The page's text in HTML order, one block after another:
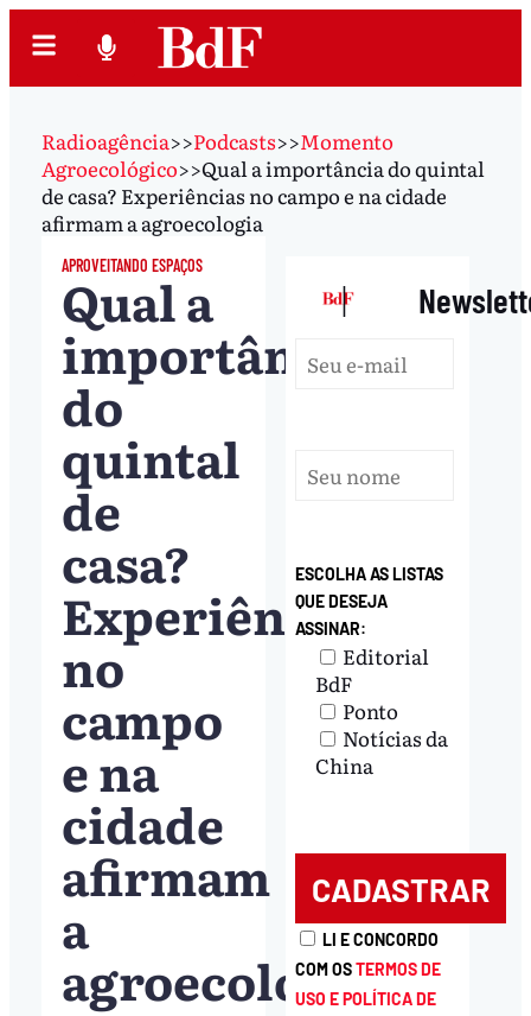
Radioagência>>Podcasts>>Momento
Agroecológico>>Qual a importância do quintal
de casa? Experiências no campo e na cidade
afirmam a agroecologia
APROVEITANDO ESPAÇOS
Qual a
importância
do
quintal
de
casa?
Experiências
no
campo
e na
cidade
afirmam
a
agroecologia
|
ESCOLHA AS LISTAS
QUE DESEJA
ASSINAR:
Editorial
BdF
Ponto
Notícias da
China
LI E CONCORDO
COM OSTERMOS DE
USO E POLÍTICA DE